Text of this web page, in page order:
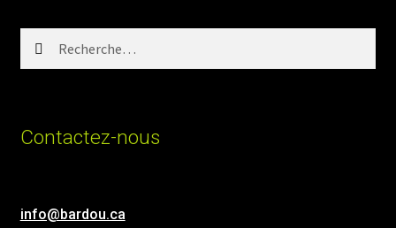
Contactez-nous
info@bardou.ca